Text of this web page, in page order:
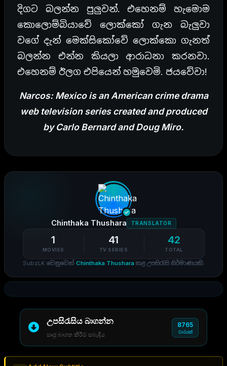
දිගට බලන්න පුලුවන්. එහෙනම් හැමොම
කොලොම්බියාවේ ලොක්කෝ ගැන බැලුවා
වගේ දැන් මෙක්සිකෝවේ ලොක්කො ගැනත්
බලන්න එන්න කියලා ආරාධනා කරනවා.
එහෙනම් ඊලග එපියෙන් හමුවෙමි. ජයවේවා!
Narcos: Mexico is an American crime drama
web television series created and produced
by Carlo Bernard and Doug Miro.
Chinthaka Thushara TRANSLATOR
1
MOVIES
41
TV SERIES
42
TOTAL
SubzLK වෙනුවෙන් Chinthaka Thusharaකළ උපසිරැසි නිර්මාණයකි.
උපසිරැසිය බාගන්න
සෘජු බාගත කිරීම් සබැඳිය
8765
වාරයක්